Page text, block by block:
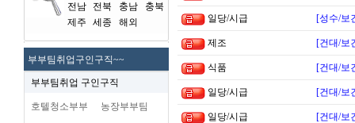
전남
전북 충남
충북
제주
세종 해외
부부팀취업구인구직~~
부부팀취업 구인구직
호텔청소부부 농장부부팀
일당/시급 [성수/보
제조 [건대/보
식품 [건대/보
일당/시급 [건대/보
일당/시급 [건대/보